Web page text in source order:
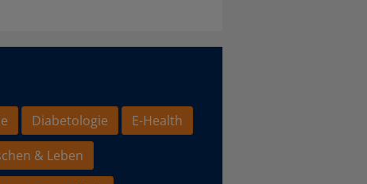
Diabetologie
E-Health
& Leben